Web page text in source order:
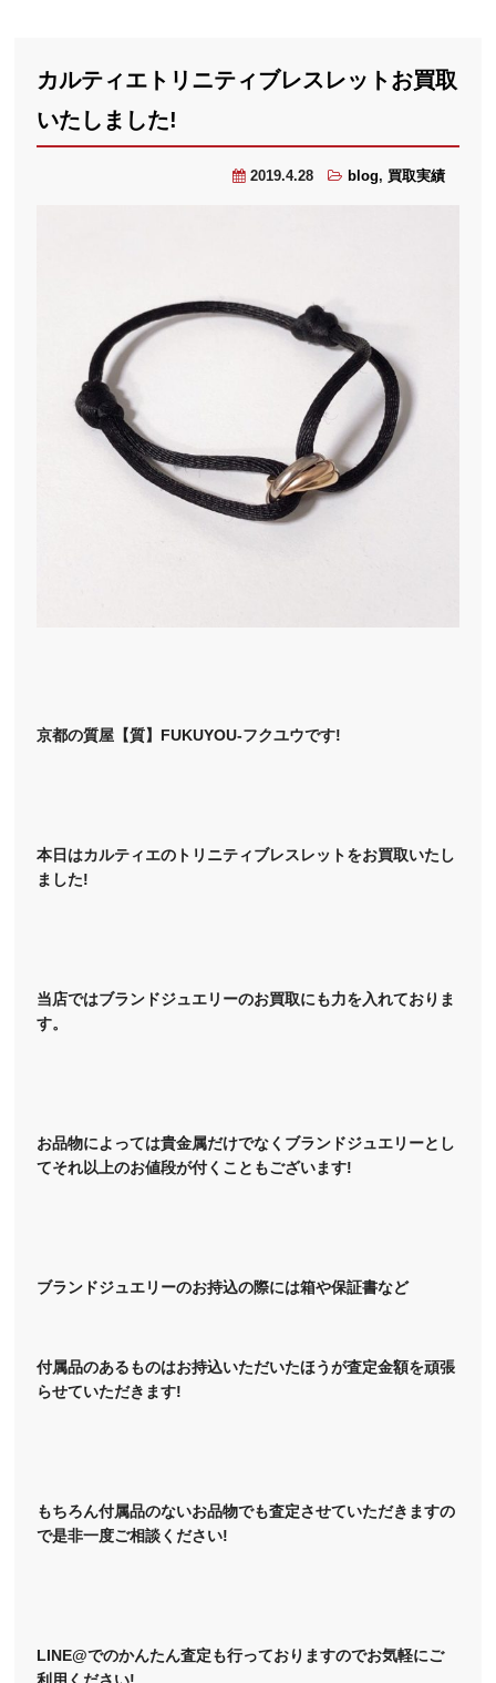
カルティエトリニティブレスレットお買取
いたしました!
2019.4.28 blog, 買取実績
京都の質屋【質】FUKUYOU-フクユウです!
本日はカルティエのトリニティブレスレットをお買取いたし
ました!
当店ではブランドジュエリーのお買取にも力を入れておりま
す。
お品物によっては貴金属だけでなくブランドジュエリーとし
てそれ以上のお値段が付くこともございます!
ブランドジュエリーのお持込の際には箱や保証書など
付属品のあるものはお持込いただいたほうが査定金額を頑張
らせていただきます!
もちろん付属品のないお品物でも査定させていただきますの
で是非一度ご相談ください!
LINE@でのかんたん査定も行っておりますのでお気軽にご